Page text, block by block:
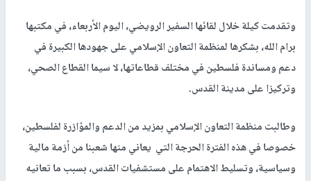
وتقدمت كيلة خلال لقائها السفير الرويضي، اليوم الأربعاء، في مكتبها
برام الله، بشكرها لمنظمة التعاون الإسلامي على جهودها الكبيرة في
دعم ومساندة فلسطين في مختلف قطاعاتها، لا سيما القطاع الصحي،
وتركيزا على مدينة القدس.
وطالبت منظمة التعاون الإسلامي بمزيد من الدعم والمؤازرة لفلسطين،
خصوصا في هذه الفترة الحرجة التي يعاني منها شعبنا من أزمة مالية
وسياسية، وتسليط الاهتمام على مستشفيات القدس، بسبب ما تعانيه